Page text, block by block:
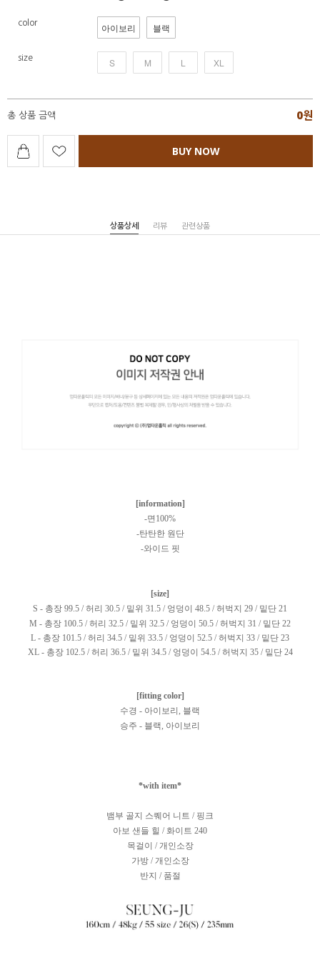
color 아이보리 블랙
size S M L XL
총 상품 금액 0원
BUY NOW
상품상세 리뷰 관련상품
[information]
-면100%
-탄탄한 원단
-와이드 핏
[size]
S - 총장 99.5 / 허리 30.5 / 밑위 31.5 / 엉덩이 48.5 / 허벅지 29 / 밑단 21
M - 총장 100.5 / 허리 32.5 / 밑위 32.5 / 엉덩이 50.5 / 허벅지 31 / 밑단 22
L - 총장 101.5 / 허리 34.5 / 밑위 33.5 / 엉덩이 52.5 / 허벅지 33 / 밑단 23
XL - 총장 102.5 / 허리 36.5 / 밑위 34.5 / 엉덩이 54.5 / 허벅지 35 / 밑단 24
[fitting color]
수경 - 아이보리, 블랙
승주 - 블랙, 아이보리
*with item*
뱀부 골지 스퀘어 니트 / 핑크
아보 샌들 힐 / 화이트 240
목걸이 / 개인소장
가방 / 개인소장
반지 / 품절